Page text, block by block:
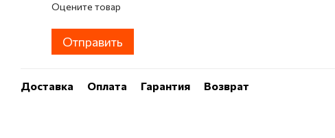
Оцените товар
Отправить
Доставка Оплата Гарантия Возврат